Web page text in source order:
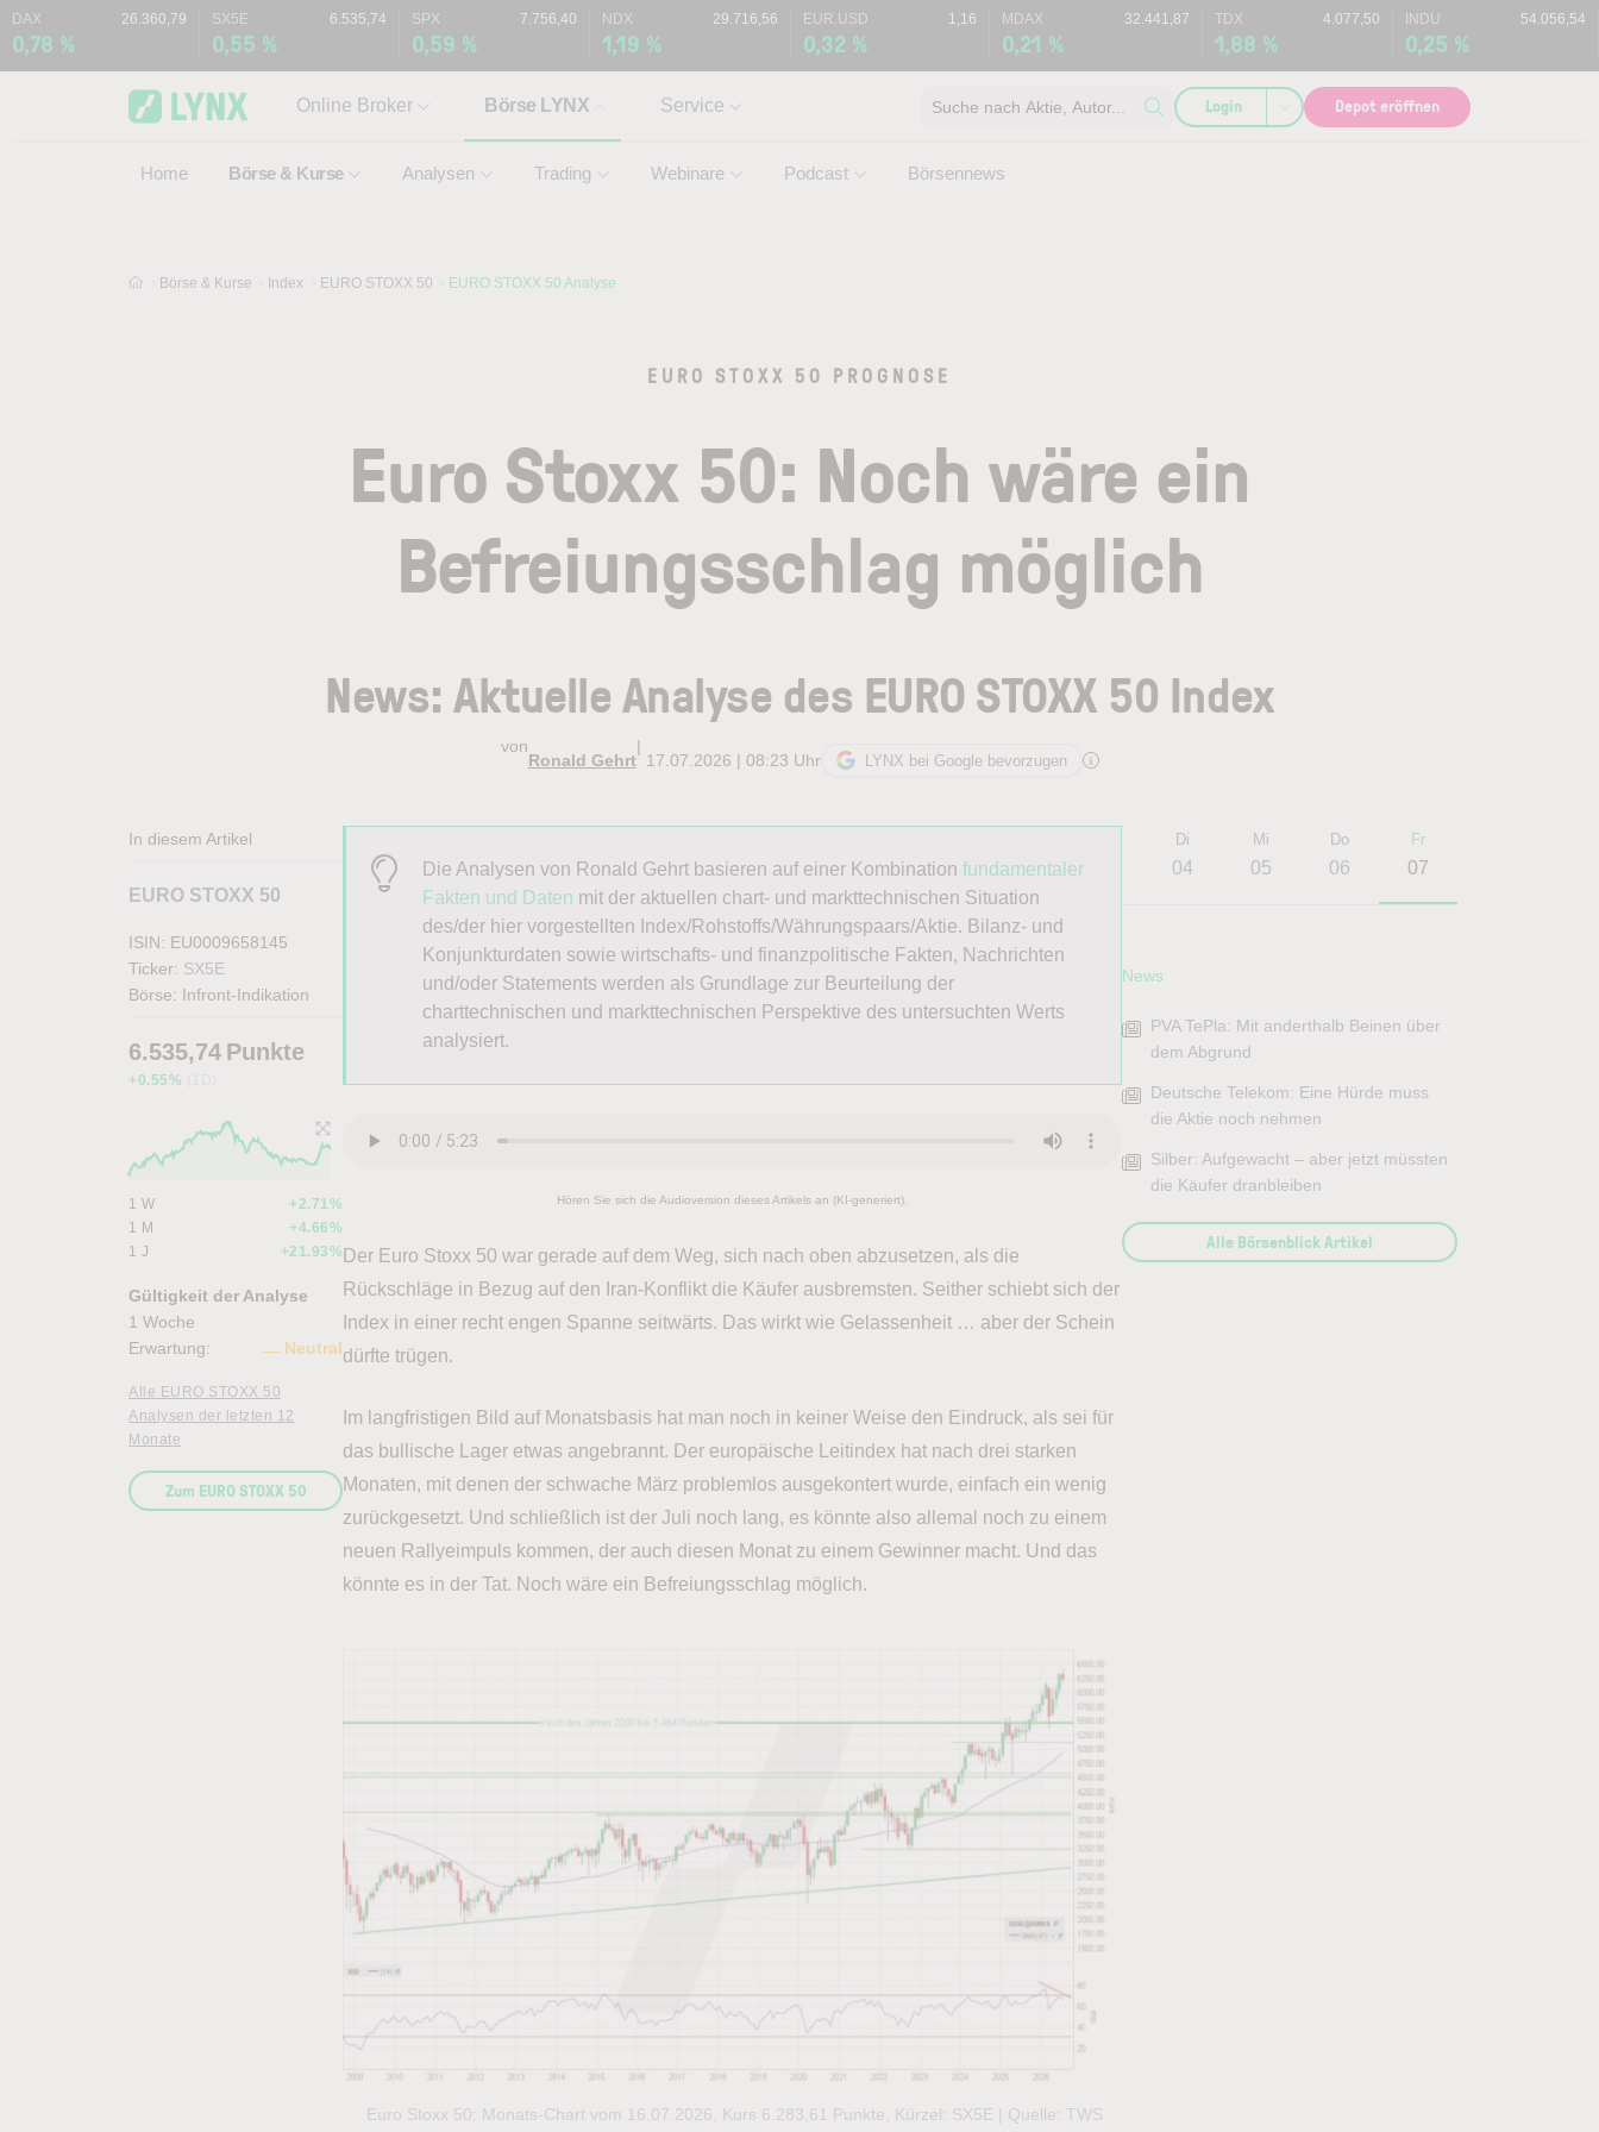
Skip to main content
Skip to search
DAX 26.360,79
0,78 %
SX5E 6.535,74
0,55 %
SPX 7.756,40
0,59 %
NDX 29.716,56
1,19 %
EUR.USD 1,16
0,32 %
MDAX 32.441,87
0,21 %
TDX 4.077,50
1,88 %
INDU 54.056,54
0,25 %
Online Broker Börse LYNX
Home Börse & Kurse Analysen Trading Webinare Podcast Börsennews
Service Suche nach Aktie, Autor... Login Depot eröffnen
Börse & Kurse Index EURO STOXX 50 EURO STOXX 50 Analyse
EURO STOXX 50 PROGNOSE
Euro Stoxx 50: Noch wäre ein
Befreiungsschlag möglich
News: Aktuelle Analyse des EURO STOXX 50 Index
von
Ronald Gehrt
|
17.07.2026 | 08:23 Uhr LYNX bei Google bevorzugen
In diesem Artikel
EURO STOXX 50
ISIN: EU0009658145
Ticker: SX5E
Börse: Infront-Indikation
6.535,74 Punkte
+0.55%
1 W
+2.71%
1 M
+4.66%
1 J
+21.93%
Gültigkeit der Analyse
1 Woche
Erwartung:
Neutral
Alle EURO STOXX 50
Analysen der letzten 12
Monate
Zum EURO STOXX 50
Die Analysen von Ronald Gehrt basieren auf einer Kombinationfundamentaler
Fakten und Daten mit der aktuellen chart- und markttechnischen Situation
des/der hier vorgestellten Index/Rohstoffs/Währungspaars/Aktie. Bilanz- und
Konjunkturdaten sowie wirtschafts- und finanzpolitische Fakten, Nachrichten
und/oder Statements werden als Grundlage zur Beurteilung der
charttechnischen und markttechnischen Perspektive des untersuchten Werts
analysiert.
Hören Sie sich die Audioversion dieses Artikels an (KI-generiert).
Der Euro Stoxx 50 war gerade auf dem Weg, sich nach oben abzusetzen, als die
Rückschläge in Bezug auf den Iran-Konflikt die Käufer ausbremsten. Seither schiebt sich der
Index in einer recht engen Spanne seitwärts. Das wirkt wie Gelassenheit … aber der Schein
dürfte trügen.
Im langfristigen Bild auf Monatsbasis hat man noch in keiner Weise den Eindruck, als sei für
das bullische Lager etwas angebrannt. Der europäische Leitindex hat nach drei starken
Monaten, mit denen der schwache März problemlos ausgekontert wurde, einfach ein wenig
zurückgesetzt. Und schließlich ist der Juli noch lang, es könnte also allemal noch zu einem
neuen Rallyeimpuls kommen, der auch diesen Monat zu einem Gewinner macht. Und das
könnte es in der Tat. Noch wäre ein Befreiungsschlag möglich.
Euro Stoxx 50: Monats-Chart vom 16.07.2026, Kurs 6.283,61 Punkte, Kürzel: SX5E | Quelle: TWS
Di
04
Mi
05
Do
06
Fr
07
News
PVA TePla: Mit anderthalb Beinen über
dem Abgrund
Deutsche Telekom: Eine Hürde muss
die Aktie noch nehmen
Silber: Aufgewacht – aber jetzt müssten
die Käufer dranbleiben
Alle Börsenblick Artikel